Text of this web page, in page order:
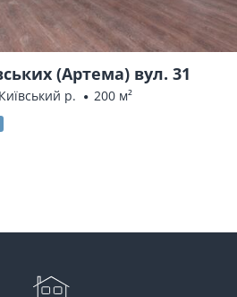
(Артема) вул. 31
р. 200 м²